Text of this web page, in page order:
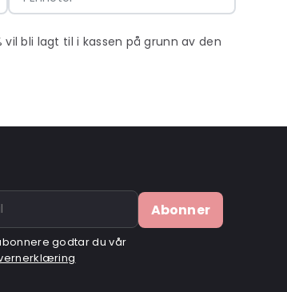
bli lagt til i kassen på grunn av den
Abonner
godtar du vår